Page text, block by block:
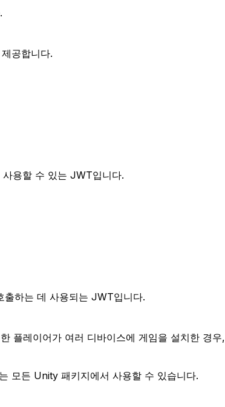
공합니다.
용할 수 있는 JWT입니다.
하는 데 사용되는 JWT입니다.
플레이어가 여러 디바이스에 게임을 설치한 경우,
모든 Unity 패키지에서 사용할 수 있습니다.